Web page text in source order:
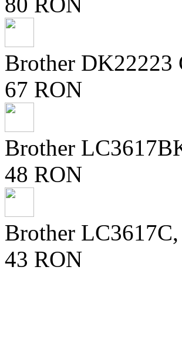
Brother DK22223
67 RON
Brother
48 RON
Brother
43 RON